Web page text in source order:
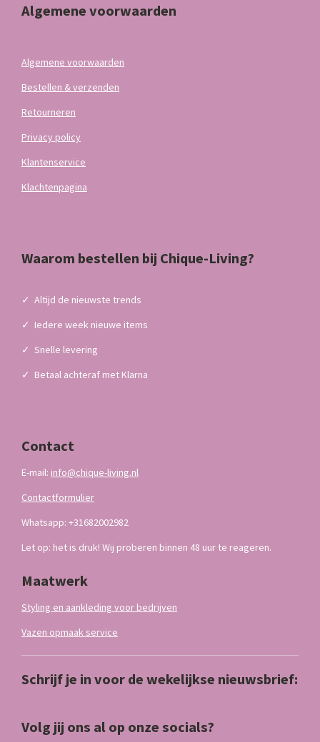
Algemene voorwaarden
Algemene voorwaarden
Bestellen & verzenden
Retourneren
Privacy policy
Klantenservice
Klachtenpagina
Waarom bestellen bij Chique-Living?
✓ Altijd de nieuwste trends
✓ Iedere week nieuwe items
✓ Snelle levering
✓ Betaal achteraf met Klarna
Contact
E-mail: info@chique-living.nl
Contactformulier
Whatsapp: +31682002982
Let op: het is druk! Wij proberen binnen 48 uur te reageren.
Maatwerk
Styling en aankleding voor bedrijven
Vazen opmaak service
Schrijf je in voor de wekelijkse nieuwsbrief:
Volg jij ons al op onze socials?